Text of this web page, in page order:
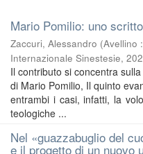
Mario Pomilio: uno
Zaccuri, Alessandro (Avellino
Internazionale Sinestesie,
Il contributo si concentra
di Mario Pomilio, Il quinto
entrambi i casi, infatti, la
teologiche ...
Nel «guazzabuglio del
e il progetto di un nuovo